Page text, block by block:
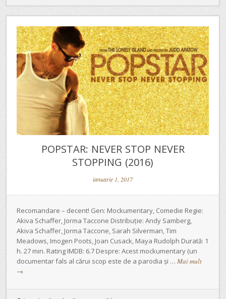
POPSTAR: NEVER STOP NEVER
STOPPING (2016)
ianuarie 1, 2017
Recomandare – decent! Gen: Mockumentary, Comedie Regie:
Akiva Schaffer, Jorma Taccone Distribuție: Andy Samberg,
Akiva Schaffer, Jorma Taccone, Sarah Silverman, Tim
Meadows, Imogen Poots, Joan Cusack, Maya Rudolph Durată: 1
h. 27 min. Rating IMDB: 6.7 Despre: Acest mockumentary (un
documentar fals al cărui scop este de a parodia și … Mai mult
→